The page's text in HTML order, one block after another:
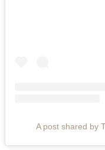
A post shared by